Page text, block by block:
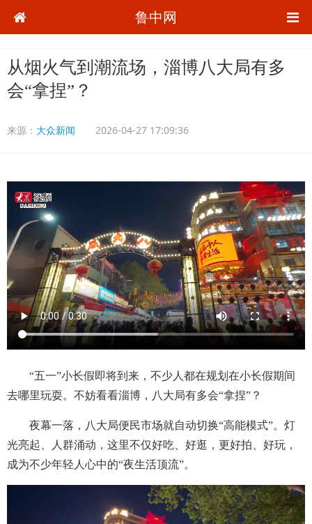
鲁中网
从烟火气到潮流场，淄博八大局有多
会“拿捏”？
来源： 大众新闻 2026-04-27 17:09:36
“五一”小长假即将到来，不少人都在规划在小长假期间
去哪里玩耍。不妨看看淄博，八大局有多会“拿捏”？
夜幕一落，八大局便民市场就自动切换“高能模式”。灯
光亮起、人群涌动，这里不仅好吃、好逛，更好拍、好玩，
成为不少年轻人心中的“夜生活顶流”。